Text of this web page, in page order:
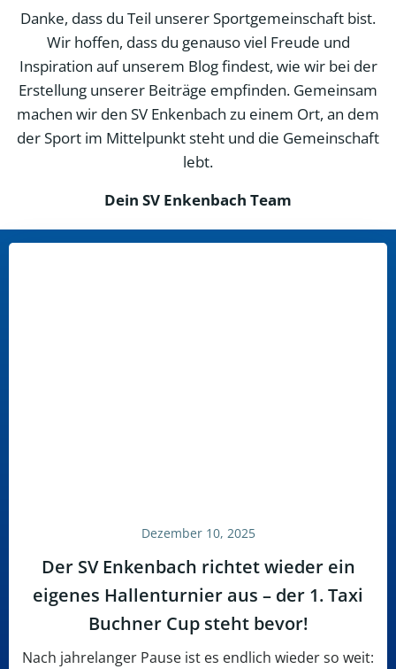
Danke, dass du Teil unserer Sportgemeinschaft bist.
Wir hoffen, dass du genauso viel Freude und
Inspiration auf unserem Blog findest, wie wir bei der
Erstellung unserer Beiträge empfinden. Gemeinsam
machen wir den SV Enkenbach zu einem Ort, an dem
der Sport im Mittelpunkt steht und die Gemeinschaft
lebt.
Dein SV Enkenbach Team
Dezember 10, 2025
Der SV Enkenbach richtet wieder ein
eigenes Hallenturnier aus – der 1. Taxi
Buchner Cup steht bevor!
Nach jahrelanger Pause ist es endlich wieder so weit: